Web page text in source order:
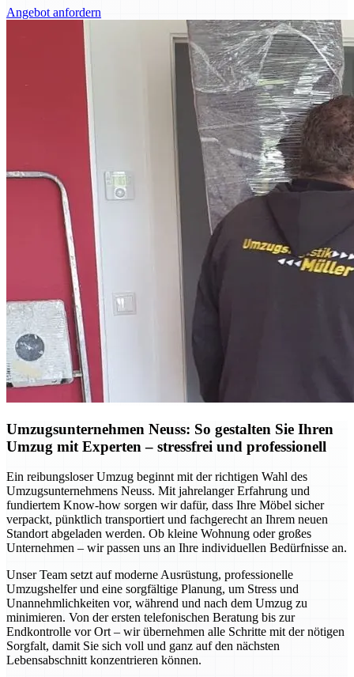
Angebot anfordern
Umzugsunternehmen Neuss: So gestalten Sie Ihren
Umzug mit Experten – stressfrei und professionell
Ein reibungsloser Umzug beginnt mit der richtigen Wahl des
Umzugsunternehmens Neuss. Mit jahrelanger Erfahrung und
fundiertem Know-how sorgen wir dafür, dass Ihre Möbel sicher
verpackt, pünktlich transportiert und fachgerecht an Ihrem neuen
Standort abgeladen werden. Ob kleine Wohnung oder großes
Unternehmen – wir passen uns an Ihre individuellen Bedürfnisse an.
Unser Team setzt auf moderne Ausrüstung, professionelle
Umzugshelfer und eine sorgfältige Planung, um Stress und
Unannehmlichkeiten vor, während und nach dem Umzug zu
minimieren. Von der ersten telefonischen Beratung bis zur
Endkontrolle vor Ort – wir übernehmen alle Schritte mit der nötigen
Sorgfalt, damit Sie sich voll und ganz auf den nächsten
Lebensabschnitt konzentrieren können.